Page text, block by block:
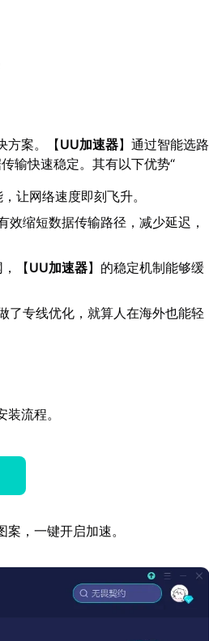
方案。【UU加速器】通过智能选路
输快速稳定。其有以下优势“
让网络速度即刻飞升。
效缩短数据传输路径，减少延迟，
【UU加速器】的稳定机制能够缓
了专线优化，就算人在海外也能轻
流程。
，一键开启加速。